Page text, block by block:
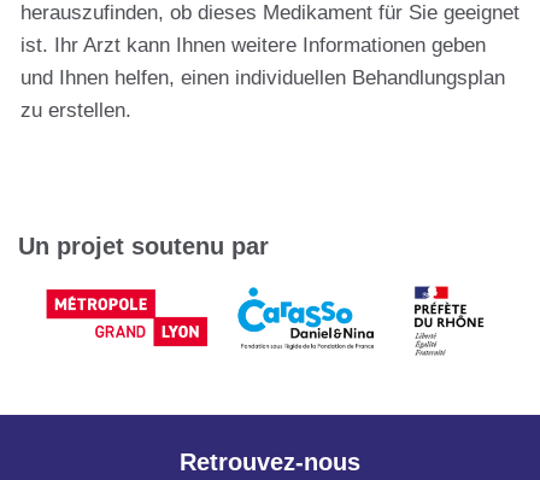
herauszufinden, ob dieses Medikament für Sie geeignet
ist. Ihr Arzt kann Ihnen weitere Informationen geben
und Ihnen helfen, einen individuellen Behandlungsplan
zu erstellen.
Un projet soutenu par
Retrouvez-nous